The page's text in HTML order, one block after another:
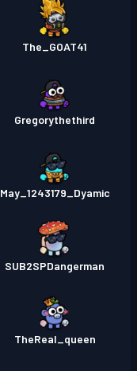
The_GOAT41
Gregorythethird
May_1243179_Dyamic
SUB2SPDangerman
TheReal_queen